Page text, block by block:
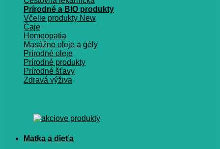
Prírodné a BIO produkty
Včelie produkty
Čaje
Homeopatia
Masážne oleje a gély
Prírodné oleje
Prírodné produkty
Prírodné šťavy
Zdravá výživa
Matka a dieťa